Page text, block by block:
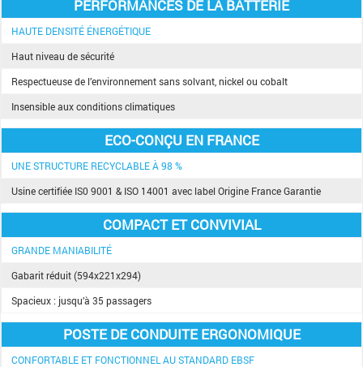
HAUTE DENSITÉ ÉNERGÉTIQUE
Haut niveau de sécurité
Respectueuse de l’environnement sans solvant, nickel ou cobalt
Insensible aux conditions climatiques
PERFORMANCES DE LA BATTERIE
ECO-CONÇU EN FRANCE
UNE STRUCTURE RECYCLABLE À 98 %
Usine certifiée IS0 9001 & ISO 14001 avec label Origine France Garantie
GRANDE MANIABILITÉ
Gabarit réduit (594x221x294)
Spacieux : jusqu’à 35 passagers
COMPACT ET CONVIVIAL
POSTE DE CONDUITE ERGONOMIQUE
CONFORTABLE ET FONCTIONNEL AU STANDARD EBSF